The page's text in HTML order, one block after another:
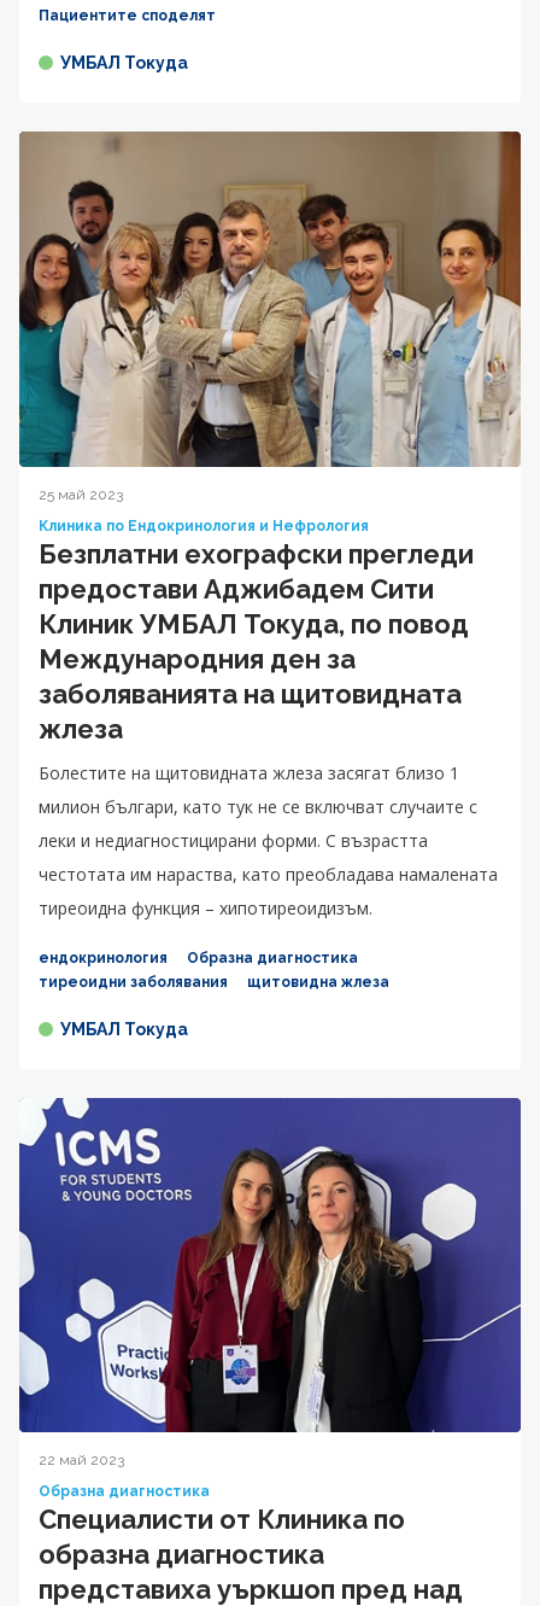
Пациентите споделят
УМБАЛ Токуда
25 май 2023
Клиника по Ендокринология и Нефрология
Безплатни ехографски прегледи
предостави Аджибадем Сити
Клиник УМБАЛ Токуда, по повод
Международния ден за
заболяванията на щитовидната
жлеза
Болестите на щитовидната жлеза засягат близо 1
милион българи, като тук не се включват случаите с
леки и недиагностицирани форми. С възрастта
честотата им нараства, като преобладава намалената
тиреоидна функция – хипотиреоидизъм.
ендокринология
Образна диагностика
тиреоидни заболявания
щитовидна жлеза
УМБАЛ Токуда
22 май 2023
Образна диагностика
Специалисти от Клиника по
образна диагностика
представиха уъркшоп пред над